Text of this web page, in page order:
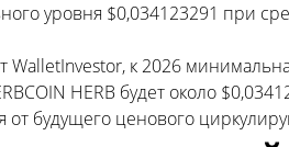
уровня $0,034123291 при
WalletInvestor, к 2026
HERB будет около
от будущего ценового